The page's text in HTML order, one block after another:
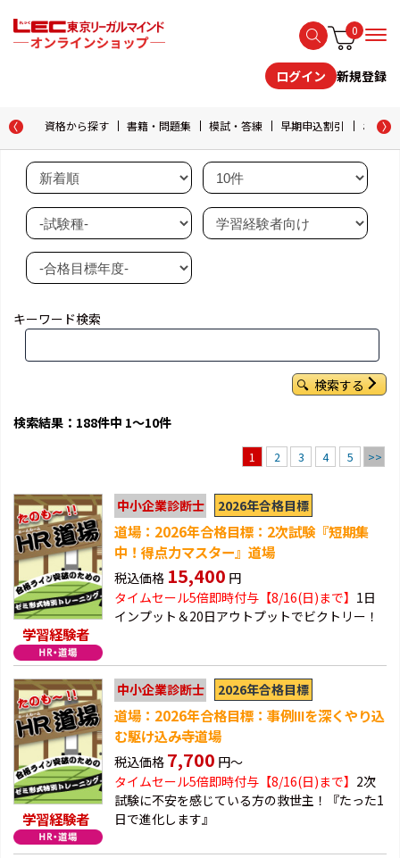
0
ログイン 新規登録
資格から探す 書籍・問題集 模試・答練 早期申込割引 おため
キーワード検索
検索する
検索結果：188件中 1～10件
1 2 3 4 5 >>
学習経験者
中小企業診断士 2026年合格目標
道場：2026年合格目標：2次試験『短期集
中！得点力マスター』道場
税込価格 15,400 円
タイムセール5倍即時付与【8/16(日)まで】 1日
インプット＆20日アウトプットでビクトリー！
学習経験者
中小企業診断士 2026年合格目標
道場：2026年合格目標：事例Ⅲを深くやり込
む駆け込み寺道場
税込価格 7,700 円～
タイムセール5倍即時付与【8/16(日)まで】 2次
試験に不安を感じている方の救世主！『たった1
日で進化します』